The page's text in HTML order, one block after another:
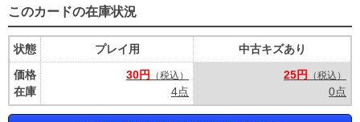
このカードの在庫状況
状態
価格
在庫
プレイ用
30円
（税込）
4点
中古キズあり
25円
（税込）
0点